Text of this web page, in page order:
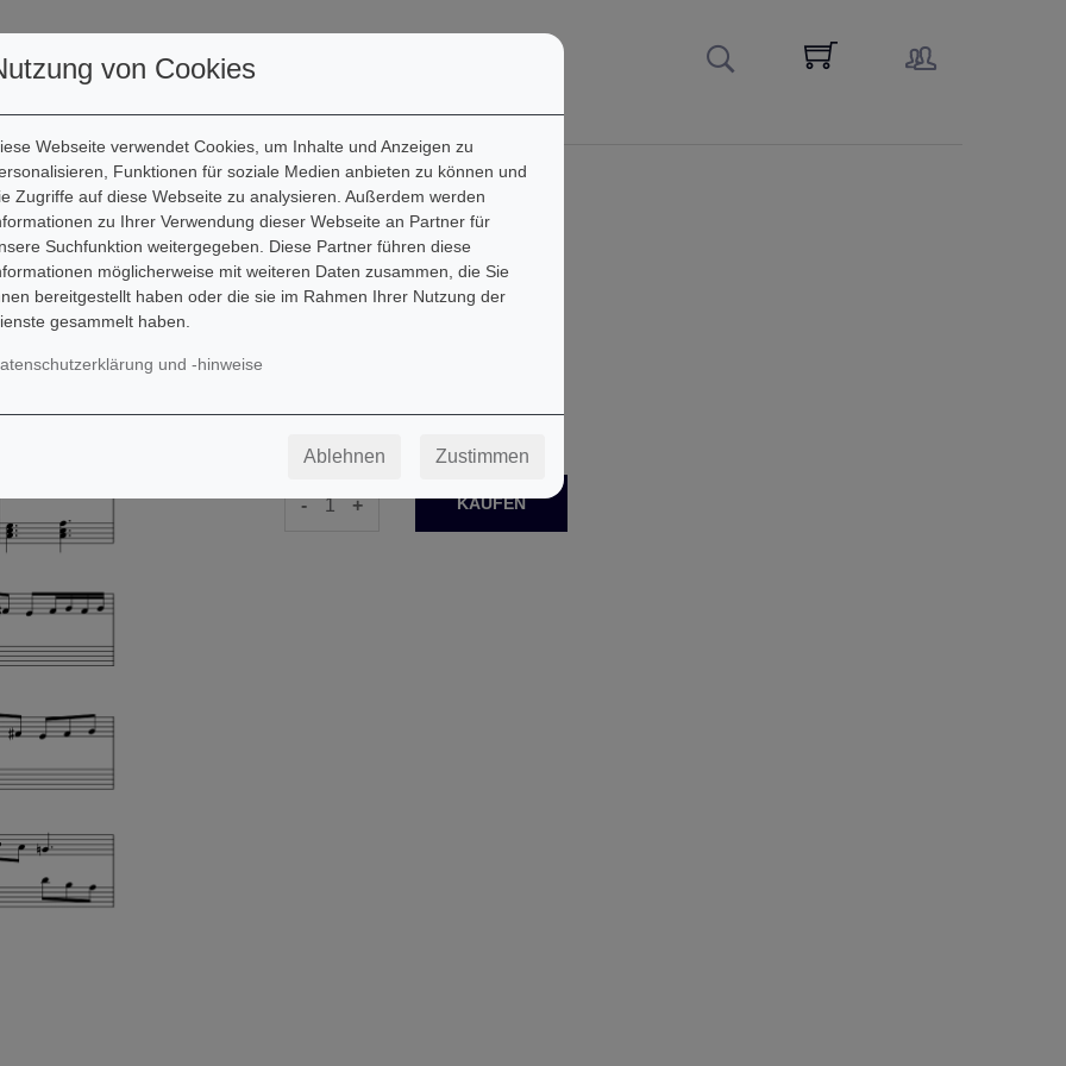
von Cookies
Webseite verwendet Cookies, um Inhalte und Anzeigen zu
Funktionen für soziale Medien anbieten zu können und
Zugriffe auf diese Webseite zu analysieren. Außerdem werden
zu Ihrer Verwendung dieser Webseite an Partner für
Suchfunktion weitergegeben. Diese Partner führen diese
möglicherweise mit weiteren Daten zusammen, die Sie
bereitgestellt haben oder die sie im Rahmen Ihrer Nutzung der
gesammelt haben.
und -hinweise
Ablehnen Zustimmen
Downloads
Edvard Grieg
Morgenstimmung
1,99 €
- +